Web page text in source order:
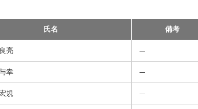
氏名 備考
亮
幸
規